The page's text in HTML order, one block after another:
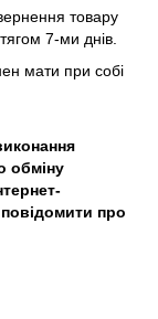
товару
7-ми днів.
мати при собі
обміну
про